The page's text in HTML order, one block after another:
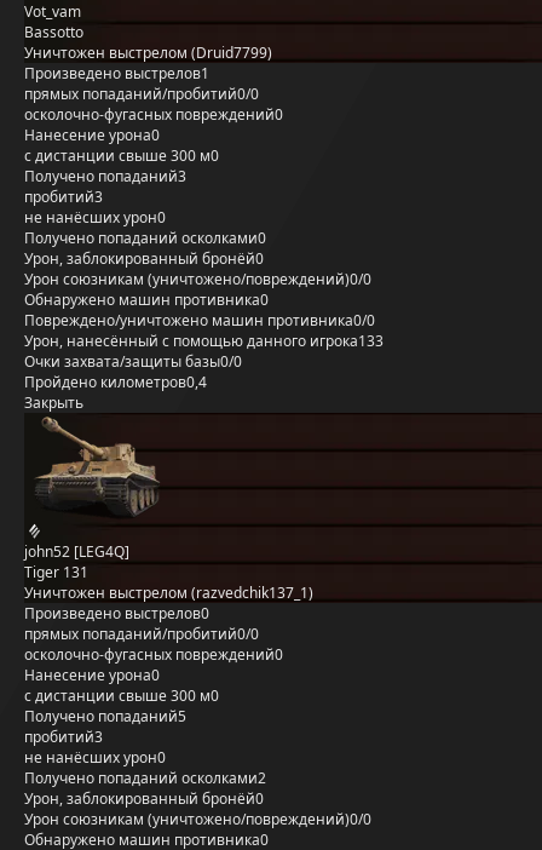
Vot_vam
Bassotto
Уничтожен выстрелом (Druid7799)
Произведено выстрелов1
прямых попаданий/пробитий0/0
осколочно-фугасных повреждений0
Нанесение урона0
с дистанции свыше 300 м0
Получено попаданий3
пробитий3
не нанёсших урон0
Получено попаданий осколками0
Урон, заблокированный бронёй0
Урон союзникам (уничтожено/повреждений)0/0
Обнаружено машин противника0
Повреждено/уничтожено машин противника0/0
Урон, нанесённый с помощью данного игрока133
Очки захвата/защиты базы0/0
Пройдено километров0,4
Закрыть
john52 [LEG4Q]
Tiger 131
Уничтожен выстрелом (razvedchik137_1)
Произведено выстрелов0
прямых попаданий/пробитий0/0
осколочно-фугасных повреждений0
Нанесение урона0
с дистанции свыше 300 м0
Получено попаданий5
пробитий3
не нанёсших урон0
Получено попаданий осколками2
Урон, заблокированный бронёй0
Урон союзникам (уничтожено/повреждений)0/0
Обнаружено машин противника0